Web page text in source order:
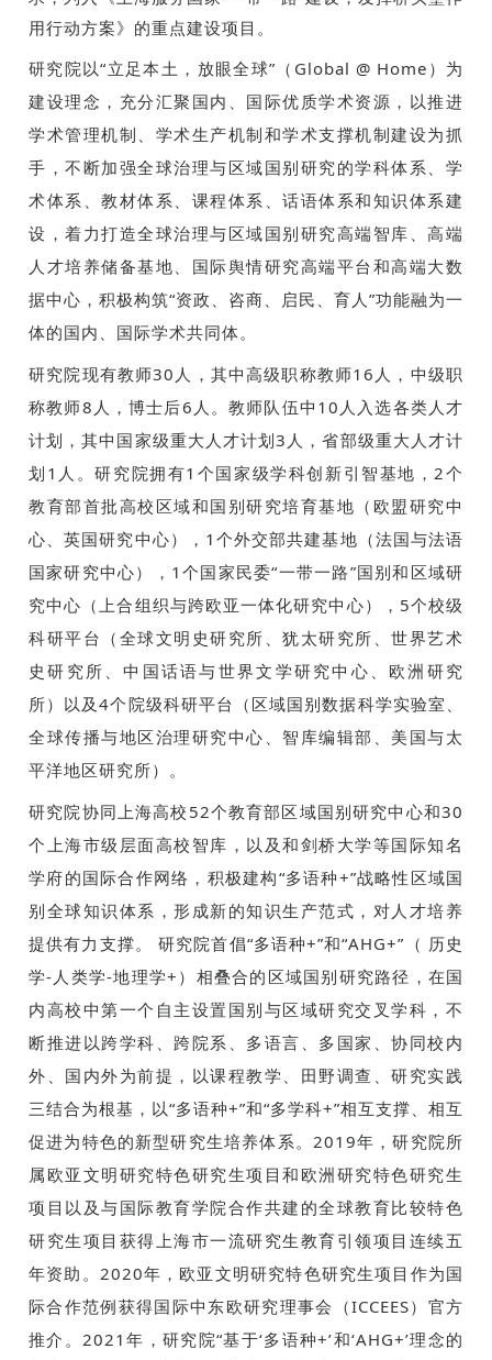
用行动方案》的重点建设项目。
研究院以“立足本土，放眼全球”（Global @ Home）为
建设理念，充分汇聚国内、国际优质学术资源，以推进
学术管理机制、学术生产机制和学术支撑机制建设为抓
手，不断加强全球治理与区域国别研究的学科体系、学
术体系、教材体系、课程体系、话语体系和知识体系建
设，着力打造全球治理与区域国别研究高端智库、高端
人才培养储备基地、国际舆情研究高端平台和高端大数
据中心，积极构筑“资政、咨商、启民、育人”功能融为一
体的国内、国际学术共同体。
研究院现有教师30人，其中高级职称教师16人，中级职
称教师8人，博士后6人。教师队伍中10人入选各类人才
计划，其中国家级重大人才计划3人，省部级重大人才计
划1人。研究院拥有1个国家级学科创新引智基地，2个
教育部首批高校区域和国别研究培育基地（欧盟研究中
心、英国研究中心），1个外交部共建基地（法国与法语
国家研究中心），1个国家民委“一带一路”国别和区域研
究中心（上合组织与跨欧亚一体化研究中心），5个校级
科研平台（全球文明史研究所、犹太研究所、世界艺术
史研究所、中国话语与世界文学研究中心、欧洲研究
所）以及4个院级科研平台（区域国别数据科学实验室、
全球传播与地区治理研究中心、智库编辑部、美国与太
平洋地区研究所）。
研究院协同上海高校52个教育部区域国别研究中心和30
个上海市级层面高校智库，以及和剑桥大学等国际知名
学府的国际合作网络，积极建构“多语种+”战略性区域国
别全球知识体系，形成新的知识生产范式，对人才培养
提供有力支撑。 研究院首倡“多语种+”和“AHG+”（ 历史
学-人类学-地理学+）相叠合的区域国别研究路径，在国
内高校中第一个自主设置国别与区域研究交叉学科，不
断推进以跨学科、跨院系、多语言、多国家、协同校内
外、国内外为前提，以课程教学、田野调查、研究实践
三结合为根基，以“多语种+”和“多学科+”相互支撑、相互
促进为特色的新型研究生培养体系。2019年，研究院所
属欧亚文明研究特色研究生项目和欧洲研究特色研究生
项目以及与国际教育学院合作共建的全球教育比较特色
研究生项目获得上海市一流研究生教育引领项目连续五
年资助。2020年，欧亚文明研究特色研究生项目作为国
际合作范例获得国际中东欧研究理事会（ICCEES）官方
推介。2021年，研究院“基于‘多语种+’和‘AHG+’理念的